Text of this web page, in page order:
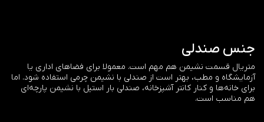
جنس صندلی
متریال قسمت نشیمن هم مهم است. معمولا برای فضاهای اداری یا
آزمایشگاه و مطب، بهتر است از صندلی با نشیمن چرمی استفاده شود. اما
برای خانه‌ها و کنار کانتر آشپزخانه، صندلی بار استیل با نشیمن پارچه‌ای
هم مناسب است.